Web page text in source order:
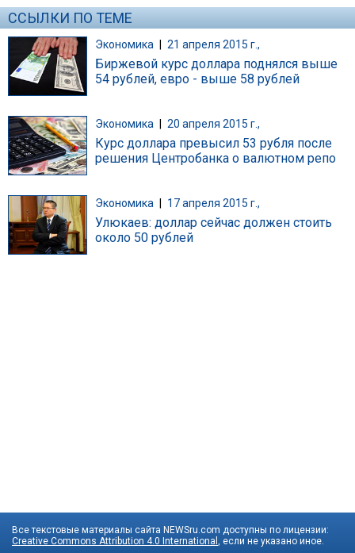
ССЫЛКИ ПО ТЕМЕ
Экономика | 21 апреля 2015 г.,
Биржевой курс доллара поднялся выше
54 рублей, евро - выше 58 рублей
Экономика 20 апреля 2015 г.,
Курс доллара превысил 53 рубля после
решения Центробанка о валютном репо
Экономика 17 апреля 2015 г.,
Улюкаев: доллар сейчас должен стоить
около 50 рублей
Все текстовые материалы сайта NEWSru.com доступны по лицензии:
Creative Commons Attribution 4.0 International , если не указано иное.